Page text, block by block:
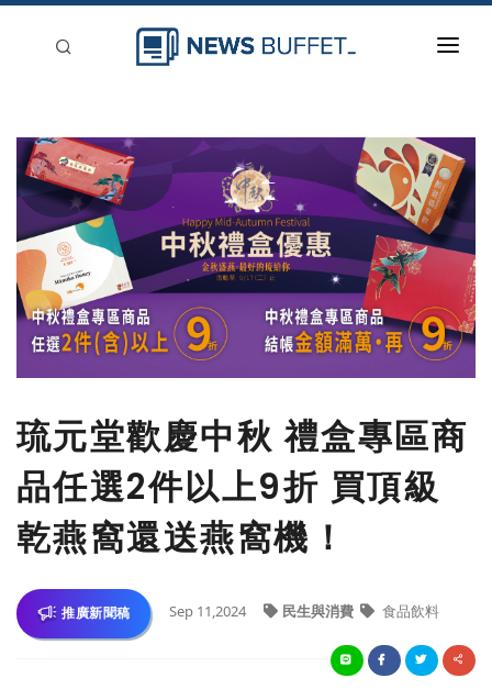
新聞稿分類
登入
刊登
琉元堂歡慶中秋 禮盒專區商
品任選2件以上9折 買頂級
乾燕窩還送燕窩機！
推廣新聞稿 Sep 11,2024 民生與消費 食品飲料